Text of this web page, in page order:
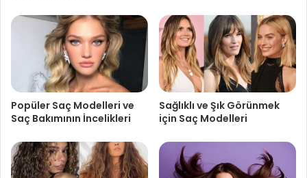
Popüler Saç Modelleri ve
Saç Bakımının İncelikleri
Sağlıklı ve Şık Görünmek
için Saç Modelleri